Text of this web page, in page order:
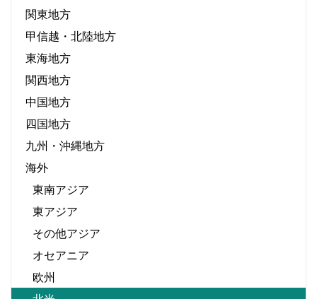
関東地方
甲信越・北陸地方
東海地方
関西地方
中国地方
四国地方
九州・沖縄地方
海外
東南アジア
東アジア
その他アジア
オセアニア
欧州